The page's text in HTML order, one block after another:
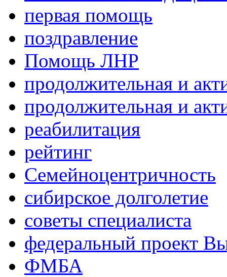
первая помощь
поздравление
Помощь ЛНР
продолжительная и
продолжительная и
реабилитация
рейтинг
Семейноцентричность
сибирское долголетие
советы специалиста
федеральный проект
ФМБА